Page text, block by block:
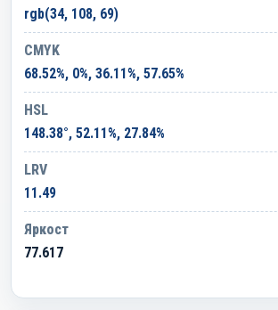
rgb(34, 108, 69)
CMYK
68.52%, 0%, 36.11%, 57.65%
HSL
148.38°, 52.11%, 27.84%
LRV
11.49
Яркост
77.617